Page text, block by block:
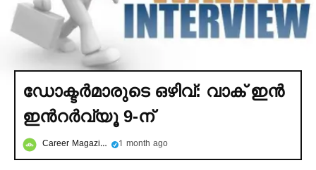
ഡോക്ടര്‍മാരുടെ ഒഴിവ്: വാക് ഇൻ
ഇൻറര്‍വ്യൂ 9-ന്
Career Magazine 1 month ago